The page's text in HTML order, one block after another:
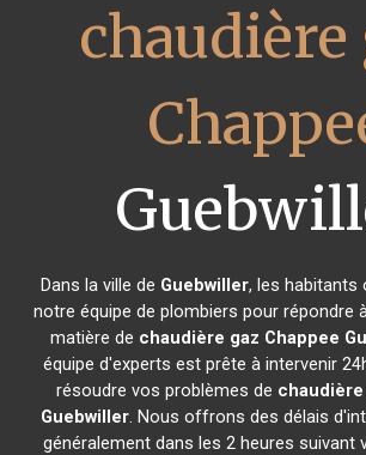
chaudière
Dans la ville de Guebwiller, les habitants
notre équipe de plombiers pour répondre
matière de chaudière gaz Chappee
équipe d'experts est prête à intervenir
résoudre vos problèmes de chaudière
Guebwiller. Nous offrons des délais
généralement dans les 2 heures suivant